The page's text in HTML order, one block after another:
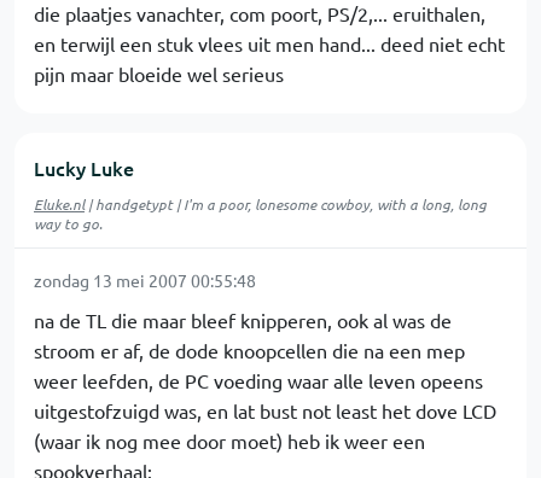
die plaatjes vanachter, com poort, PS/2,... eruithalen,
en terwijl een stuk vlees uit men hand... deed niet echt
pijn maar bloeide wel serieus
Lucky Luke
Eluke.nl| handgetypt | I'm a poor, lonesome cowboy, with a long, long
way to go.
zondag 13 mei 2007 00:55:48
na de TL die maar bleef knipperen, ook al was de
stroom er af, de dode knoopcellen die na een mep
weer leefden, de PC voeding waar alle leven opeens
uitgestofzuigd was, en lat bust not least het dove LCD
(waar ik nog mee door moet) heb ik weer een
spookverhaal: